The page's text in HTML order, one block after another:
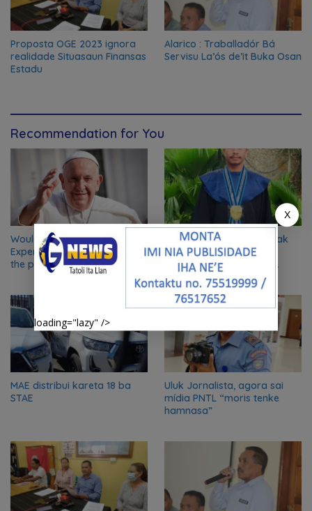
Proposta OGE 2023 ignora
realidade Situasaun Finansas
Estadu
Alarico : Traballadór Bá
Servisu La’ós de’it Buka Osan
Recommendation for You
Would Pope Francis resign?
Experts say it’s unlikely – but
the pontiff often springs
surprises
Gradua iha UNTL, hakarak
kontribui ba
Dezenvolvimentu infra-
estrutura
MAE distribui kareta 18 ba
STAE
Uluk Jornalista, agora sai
mídia PNTL “moris tenke
hamnasa”
X
loading="lazy" />